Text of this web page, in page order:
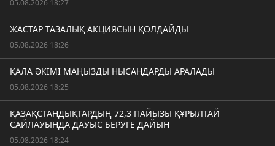
05.08.2026 18:27
ЖАСТАР ТАЗАЛЫҚ АКЦИЯСЫН ҚОЛДАЙДЫ
05.08.2026 18:26
ҚАЛА ӘКІМІ МАҢЫЗДЫ НЫСАНДАРДЫ АРАЛАДЫ
05.08.2026 18:25
ҚАЗАҚСТАНДЫҚТАРДЫҢ 72,3 ПАЙЫЗЫ ҚҰРЫЛТАЙ
САЙЛАУЫНДА ДАУЫС БЕРУГЕ ДАЙЫН
05.08.2026 18:24